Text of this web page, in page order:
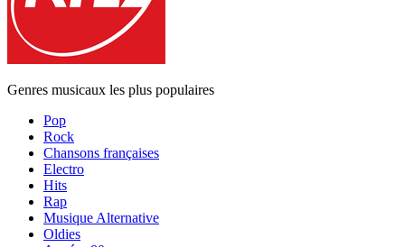
Genres musicaux les plus populaires
Pop
Rock
Chansons françaises
Electro
Hits
Rap
Musique Alternative
Oldies